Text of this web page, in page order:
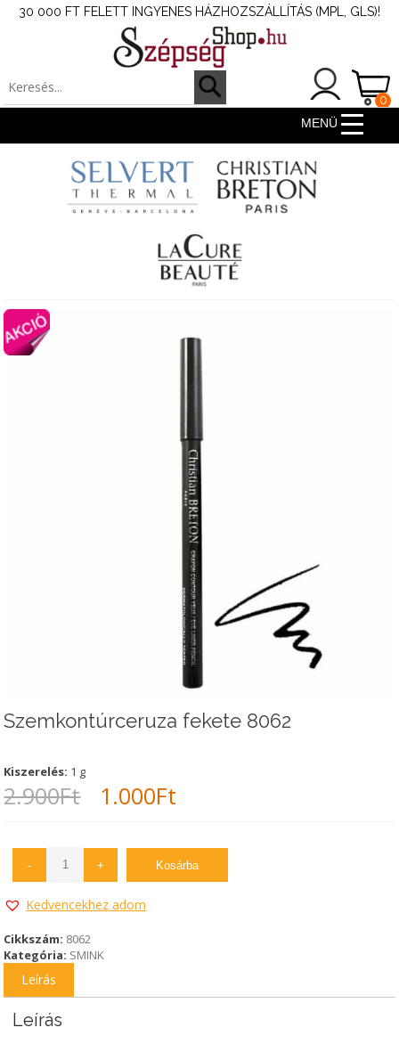
30 000 FT FELETT INGYENES HÁZHOZSZÁLLÍTÁS (MPL, GLS)!
0
MENÜ
Szemkontúrceruza fekete 8062
Kiszerelés: 1 g
2.900Ft
Original
was:
2.900Ft.
1.000Ft
is:
- + Kosárba
Kedvencekhez adom
Cikkszám: 8062
Kategória: SMINK
Leírás
Leírás